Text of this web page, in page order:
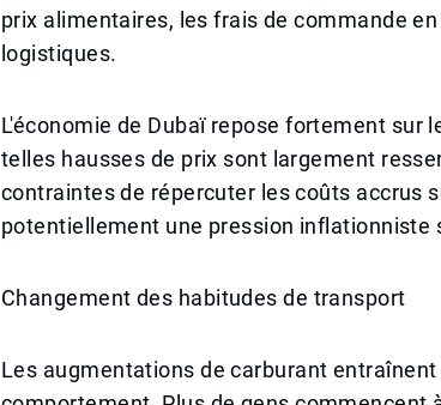
prix alimentaires, les frais de commande
logistiques.
L'économie de Dubaï repose fortement sur
telles hausses de prix sont largement
contraintes de répercuter les coûts accrus
potentiellement une pression inflationniste
Changement des habitudes de transport
Les augmentations de carburant